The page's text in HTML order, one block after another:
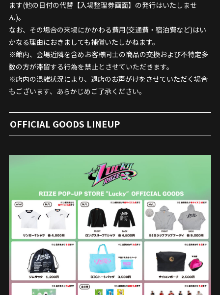
ます(他の日付の代替【入場整理券画面】の発行はいたしませ
ん)。
なお、その場合の来場にかかわる費用(交通費・宿泊費など)はい
かなる理由におきましても補償いたしかねます。
※館内、会場近隣を含めお客様同士の商品の交換および不特定多
数の方が滞留する行為を禁止とさせていただきます。
※店内の混雑状況により、退店のお声がけをさせていただく場合
もございます、あらかじめご了承ください。
OFFICIAL GOODS LINEUP